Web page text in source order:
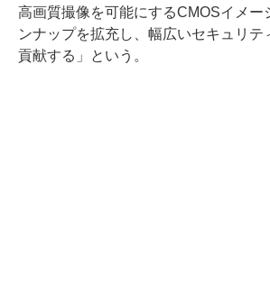
高画質撮像を可能にするCMOSイメー
ンナップを拡充し、幅広いセキュリテ
貢献する」という。